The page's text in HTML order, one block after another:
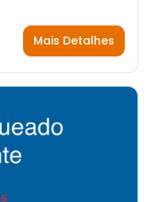
Mais Detalhes